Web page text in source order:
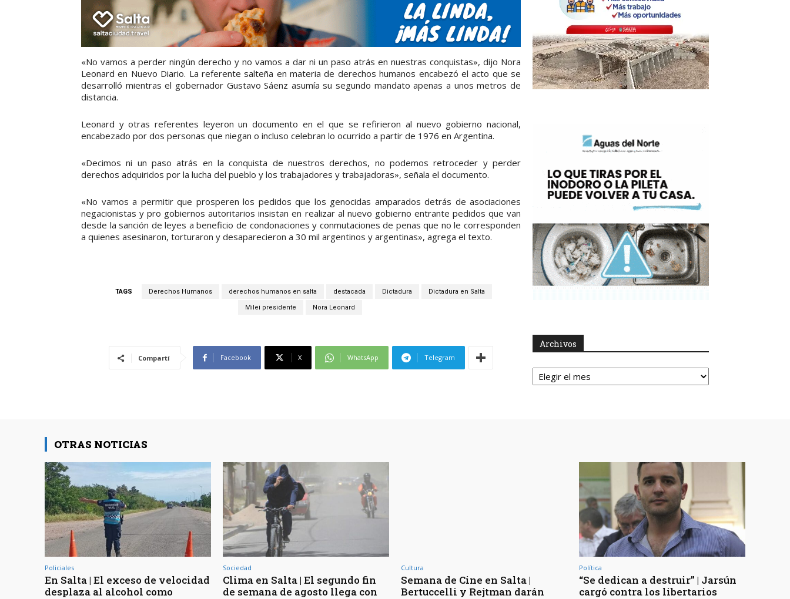
«No vamos a perder ningún derecho y no vamos a dar ni un paso atrás en nuestras conquistas», dijo Nora
Leonard en Nuevo Diario. La referente salteña en materia de derechos humanos encabezó el acto que se
desarrolló mientras el gobernador Gustavo Sáenz asumía su segundo mandato apenas a unos metros de
distancia.
Leonard y otras referentes leyeron un documento en el que se refirieron al nuevo gobierno nacional,
encabezado por dos personas que niegan o incluso celebran lo ocurrido a partir de 1976 en Argentina.
«Decimos ni un paso atrás en la conquista de nuestros derechos, no podemos retroceder y perder
derechos adquiridos por la lucha del pueblo y los trabajadores y trabajadoras», señala el documento.
«No vamos a permitir que prosperen los pedidos que los genocidas amparados detrás de asociaciones
negacionistas y pro gobiernos autoritarios insistan en realizar al nuevo gobierno entrante pedidos que van
desde la sanción de leyes a beneficio de condonaciones y conmutaciones de penas que no le corresponden
a quienes asesinaron, torturaron y desaparecieron a 30 mil argentinos y argentinas», agrega el texto.
TAGS Derechos Humanos derechos humanos en salta destacada Dictadura Dictadura en Salta
Milei presidente Nora Leonard
Compartí Facebook X WhatsApp Telegram
Archivos
Archivos
OTRAS NOTICIAS
Policiales
En Salta | El exceso de velocidad
desplaza al alcohol como
Sociedad
Clima en Salta | El segundo fin
de semana de agosto llega con
Cultura
Semana de Cine en Salta |
Bertuccelli y Rejtman darán
Política
“Se dedican a destruir” | Jarsún
cargó contra los libertarios